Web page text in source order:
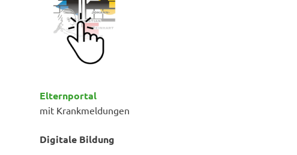
Elternportal
mit Krankmeldungen
Digitale Bildung